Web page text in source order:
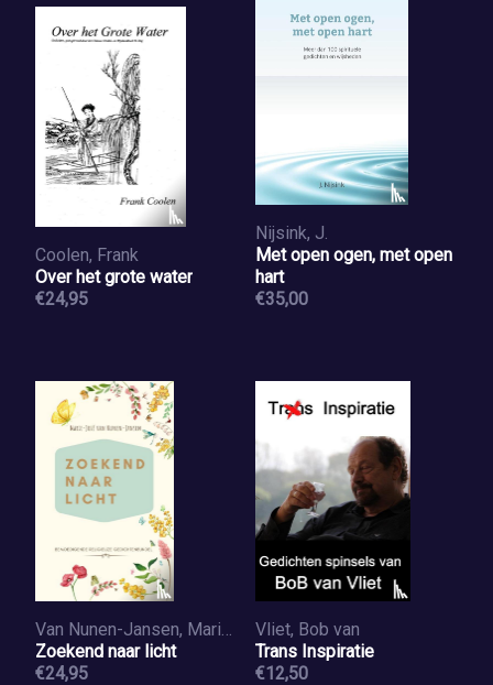
Coolen, Frank
Over het grote water
€24,95
Nijsink, J.
Met open ogen, met open
hart
€35,00
Van Nunen-Jansen, Marie-José
Zoekend naar licht
€24,95
Vliet, Bob van
Trans Inspiratie
€12,50